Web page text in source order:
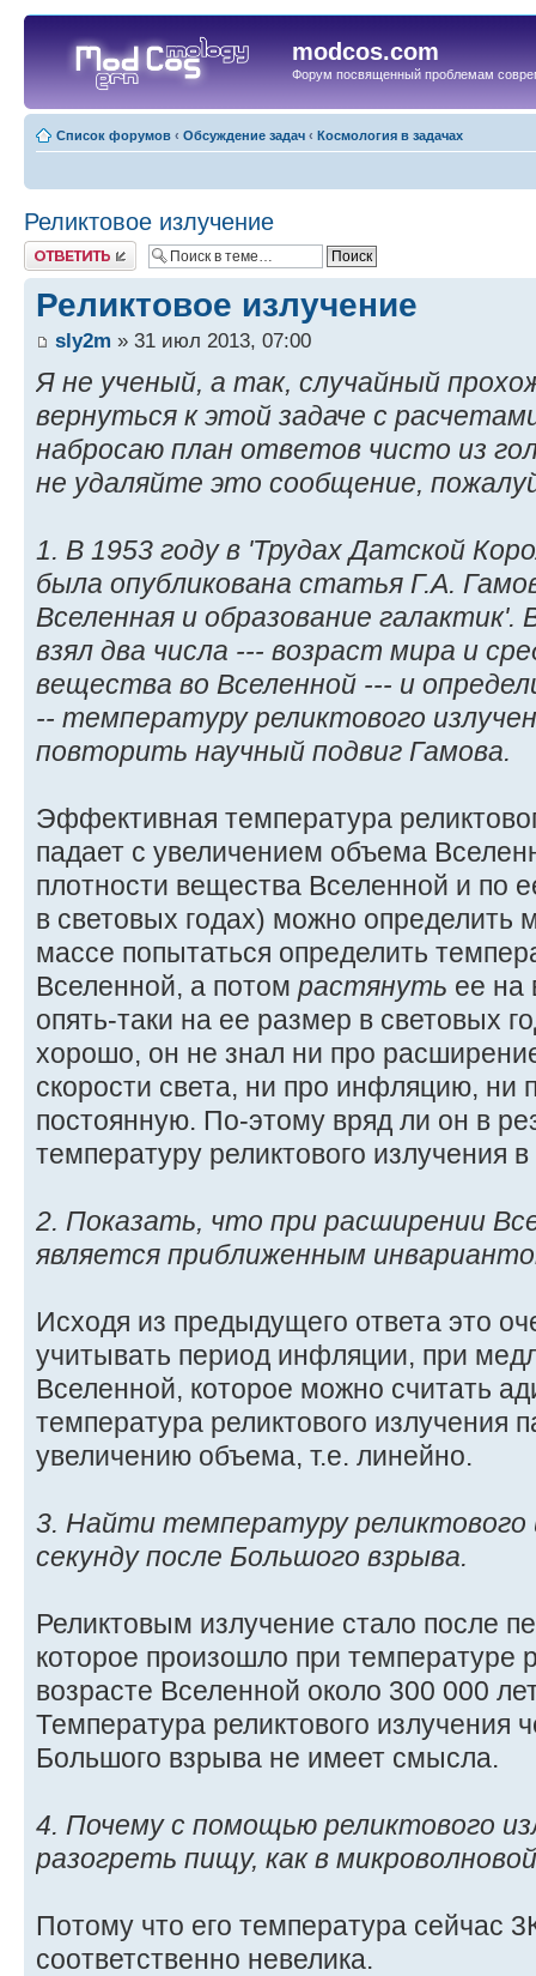
modcos.com
Форум посвященный проблемам
Список форумов ‹ Обсуждение задач ‹ Космология в задачах
Реликтовое излучение
Ответить
Реликтовое излучение
sly2m » 31 июл 2013, 07:00
Я не ученый, а так, случайный
вернуться к этой задаче с
набросаю план ответов чисто из
не удаляйте это сообщение,
1. В 1953 году в 'Трудах Датской
была опубликована статья Г.А.
Вселенная и образование
взял два числа --- возраст мира и
вещества во Вселенной --- и
-- температуру реликтового
повторить научный подвиг Гамова.
Эффективная температура
падает с увеличением объема
плотности вещества Вселенной и по
в световых годах) можно определить
массе попытаться определить
Вселенной, а потом растянуть ее на
опять-таки на ее размер в световых
хорошо, он не знал ни про
скорости света, ни про инфляцию, ни
постоянную. По-этому вряд ли он в
температуру реликтового излучения
2. Показать, что при расширении
является приближенным
Исходя из предыдущего ответа это
учитывать период инфляции, при
Вселенной, которое можно считать
температура реликтового излучения
увеличению объема, т.е. линейно.
3. Найти температуру реликтового
секунду после Большого взрыва.
Реликтовым излучение стало после
которое произошло при температуре
возрасте Вселенной около 300 000
Температура реликтового излучения
Большого взрыва не имеет смысла.
4. Почему с помощью реликтового
разогреть пищу, как в
Потому что его температура сейчас
соответственно невелика.